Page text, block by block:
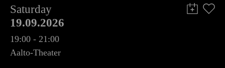
Saturday
19.09.2026
19:00 - 21:00
Aalto-Theater